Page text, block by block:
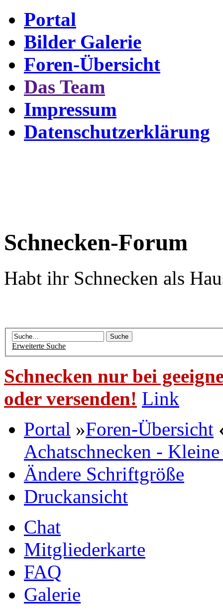
Portal
Bilder Galerie
Foren-Übersicht
Das Team
Impressum
Datenschutzerklärung
Schnecken-Forum
Habt ihr Schnecken als
Erweiterte Suche
Schnecken nur bei
oder versenden! Link
Portal »Foren-Übersicht
Achatschnecken -
Ändere Schriftgröße
Druckansicht
Chat
Mitgliederkarte
FAQ
Galerie